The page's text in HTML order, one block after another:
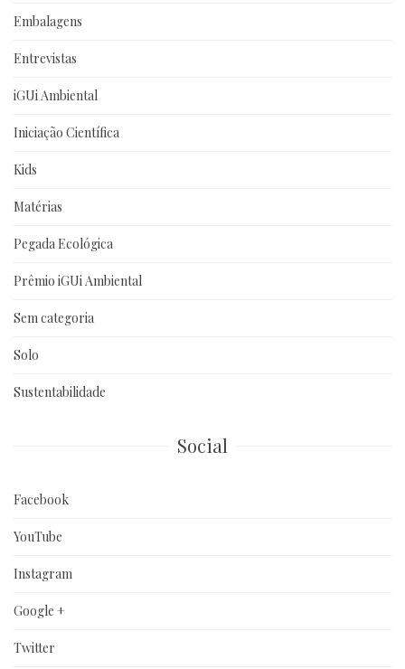
Embalagens
Entrevistas
iGUi Ambiental
Iniciação Científica
Kids
Matérias
Pegada Ecológica
Prêmio iGUi Ambiental
Sem categoria
Solo
Sustentabilidade
Social
Facebook
YouTube
Instagram
Google +
Twitter